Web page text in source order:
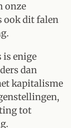
onze
ook dit falen
is enige
dan
kapitalisme
tot